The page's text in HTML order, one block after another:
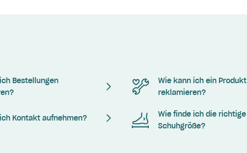
Bestellungen
Wie kann ich ein Produkt
reklamieren?
Kontakt aufnehmen?
Wie finde ich die richtige
Schuhgröße?